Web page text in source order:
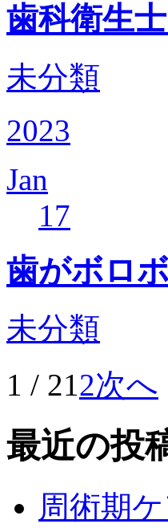
歯科衛生
未分類
2023
Jan
17
歯がボロ
未分類
1 / 212次へ
最近の投
周術期